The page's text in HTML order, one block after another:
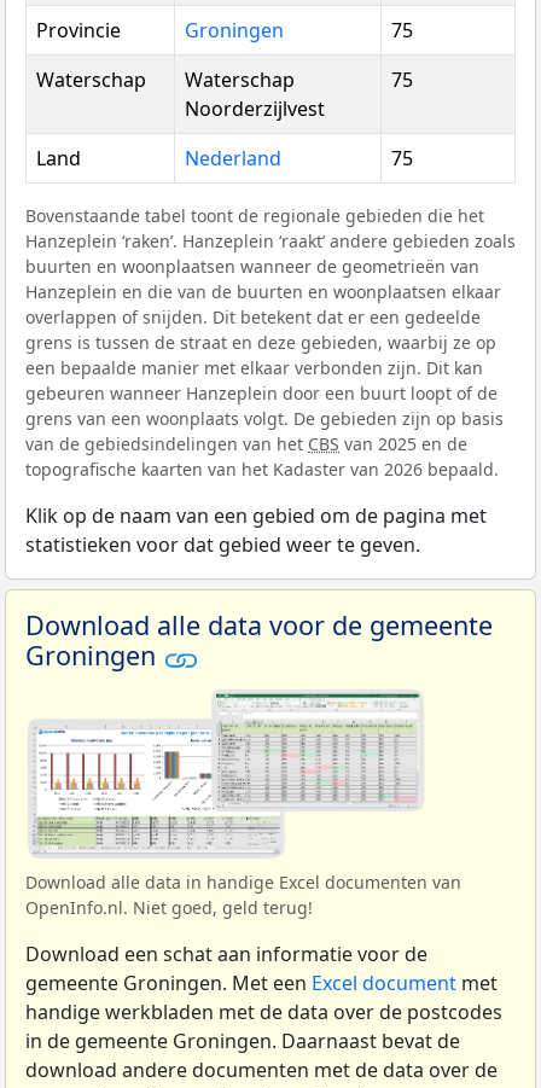
Provincie
Groningen
75
Waterschap
Waterschap
Noorderzijlvest
75
Land Nederland 75
Bovenstaande tabel toont de regionale gebieden die het
Hanzeplein ‘raken’. Hanzeplein ‘raakt’ andere gebieden zoals
buurten en woonplaatsen wanneer de geometrieën van
Hanzeplein en die van de buurten en woonplaatsen elkaar
overlappen of snijden. Dit betekent dat er een gedeelde
grens is tussen de straat en deze gebieden, waarbij ze op
een bepaalde manier met elkaar verbonden zijn. Dit kan
gebeuren wanneer Hanzeplein door een buurt loopt of de
grens van een woonplaats volgt. De gebieden zijn op basis
van de gebiedsindelingen van het CBS van 2025 en de
topografische kaarten van het Kadaster van 2026 bepaald.
Klik op de naam van een gebied om de pagina met
statistieken voor dat gebied weer te geven.
Download alle data voor de gemeente
Groningen
Download alle data in handige Excel documenten van
OpenInfo.nl. Niet goed, geld terug!
Download een schat aan informatie voor de
gemeente Groningen. Met een Excel document met
handige werkbladen met de data over de postcodes
in de gemeente Groningen. Daarnaast bevat de
download andere documenten met de data over de